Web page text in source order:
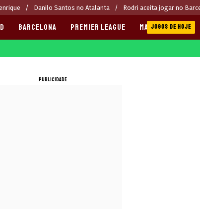
Danilo Santos no Atalanta Rodri aceita jogar no
BARCELONA PREMIER LEAGUE MANCHESTER CITY
JOGOS DE HOJE
PUBLICIDADE